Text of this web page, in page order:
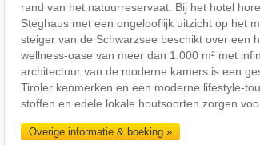
rand van het natuurreservaat. Bij het hotel
Steghaus met een ongelooflijk uitzicht op het
steiger van de Schwarzsee beschikt over een
wellness-oase van meer dan 1.000 m² met
architectuur van de moderne kamers is een
Tiroler kenmerken en een moderne lifestyle-
stoffen en edele lokale houtsoorten zorgen
Overige informatie & boeking »